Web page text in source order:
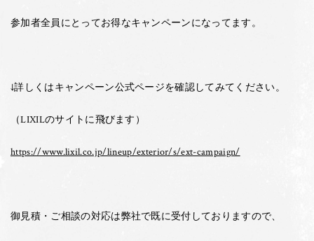
参加者全員にとってお得なキャンペーンになってます。
↓詳しくはキャンペーン公式ページを確認してみてください。
（LIXILのサイトに飛びます）
https://www.lixil.co.jp/lineup/exterior/s/ext-campaign/
御見積・ご相談の対応は弊社で既に受付しておりますので、